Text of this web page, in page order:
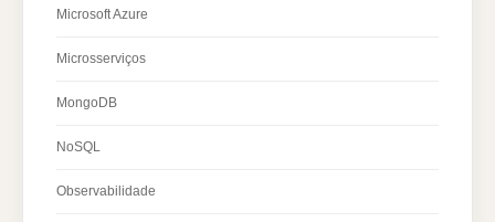
Microsoft Azure
Microsserviços
MongoDB
NoSQL
Observabilidade